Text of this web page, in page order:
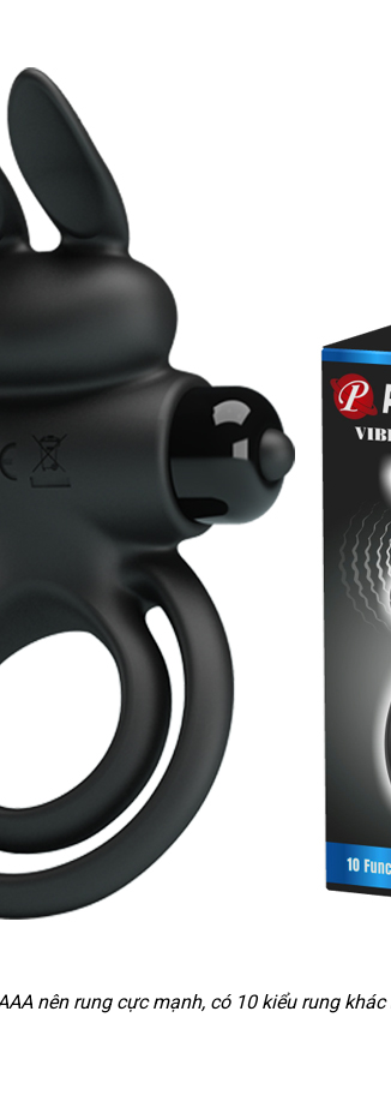
nên rung cực mạnhnổi
, có 10 kiểu rung